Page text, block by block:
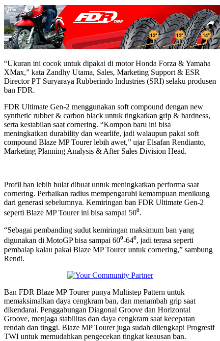
“Ukuran ini cocok untuk dipakai di motor Honda Forza & Yamaha
XMax,” kata Zandhy Utama, Sales, Marketing Support & ESR
Director PT Suryaraya Rubberindo Industries (SRI) selaku produsen
ban FDR.
FDR Ultimate Gen-2 menggunakan soft compound dengan new
synthetic rubber & carbon black untuk tingkatkan grip & hardness,
serta kestabilan saat cornering. “Kompon baru ini bisa
meningkatkan durability dan wearlife, jadi walaupun pakai soft
compound Blaze MP Tourer lebih awet,” ujar Elsafan Rendianto,
Marketing Planning Analysis & After Sales Division Head.
Profil ban lebih bulat dibuat untuk meningkatkan performa saat
cornering. Perbaikan radius mempengaruhi kemampuan menikung
dari generasi sebelumnya. Kemiringan ban FDR Ultimate Gen-2
seperti Blaze MP Tourer ini bisa sampai 50⁰.
“Sebagai pembanding sudut kemiringan maksimum ban yang
digunakan di MotoGP bisa sampai 60⁰-64⁰, jadi terasa seperti
pembalap kalau pakai Blaze MP Tourer untuk cornering,” sambung
Rendi.
Ban FDR Blaze MP Tourer punya Multistep Pattern untuk
memaksimalkan daya cengkram ban, dan menambah grip saat
dikendarai. Penggabungan Diagonal Groove dan Horizontal
Groove, menjaga stabilitas dan daya cengkram saat kecepatan
rendah dan tinggi. Blaze MP Tourer juga sudah dilengkapi Progresif
TWI untuk memudahkan pengecekan tingkat keausan ban.